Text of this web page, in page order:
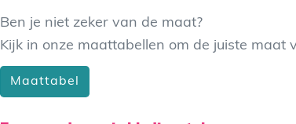
Ben je niet zeker van de maat?
Kijk in onze maattabellen om de juiste maat
Maattabel